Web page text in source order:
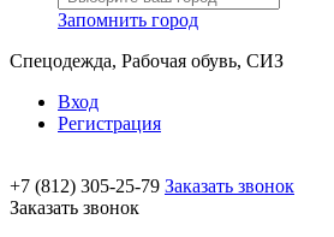
Запомнить город
Спецодежда, Рабочая обувь, СИЗ
Вход
Регистрация
+7 (812) 305-25-79 Заказать звонок
Заказать звонок